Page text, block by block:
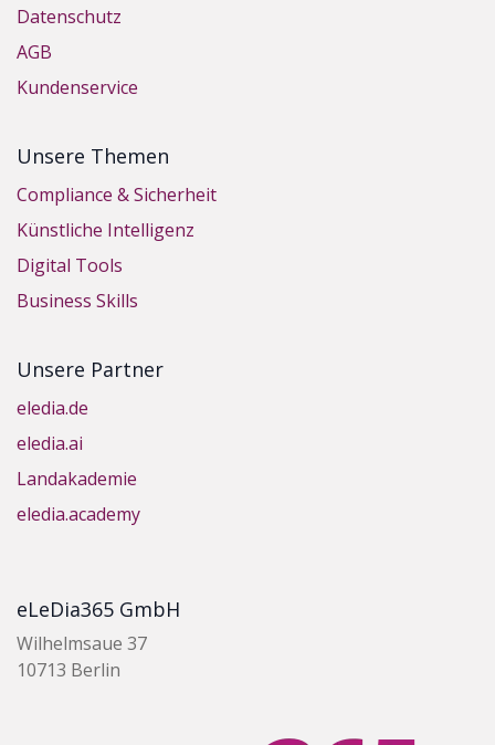
Datenschutz
AGB
Kundenservice
Unsere Themen
Compliance & Sicherheit
Künstliche Intelligenz
Digital Tools
Business Skills
Unsere Partner
eledia.de
eledia.ai
Landakademie
eledia.academy
eLeDia365 GmbH
Wilhelmsaue 37
10713 Berlin